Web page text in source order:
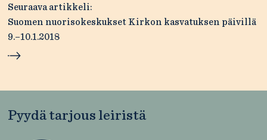
Seuraava artikkeli:
Suomen nuorisokeskukset Kirkon kasvatuksen päivillä
9.–10.1.2018
Pyydä tarjous leiristä